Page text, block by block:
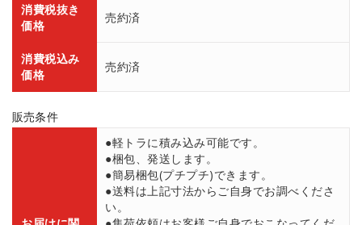
消費税抜き
価格
売約済
消費税込み
価格
売約済
販売条件
●軽トラに積み込み可能です。
●梱包、発送します。
●簡易梱包(プチプチ)できます。
●送料は上記寸法からご自身でお調べくださ
い。